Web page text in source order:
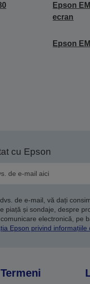
Epson
ecran
Epson
cu Epson
de e-mail, vă dați
piață și sondaje, despre
electronică, pe
Epson privind informațiile
Termeni